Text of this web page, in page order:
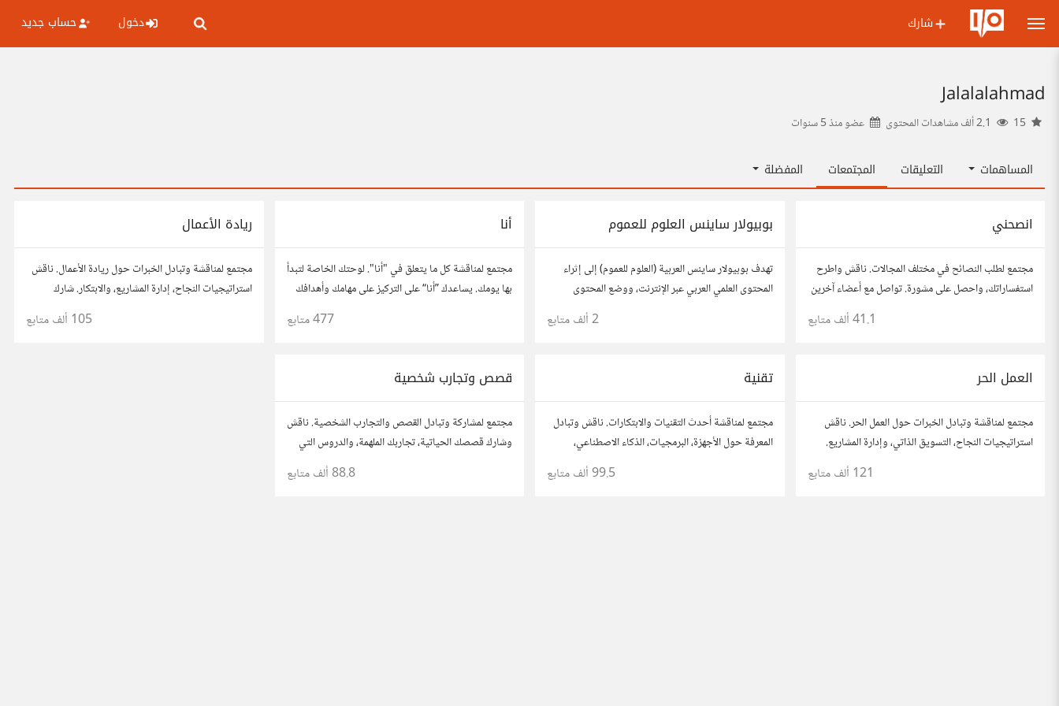
شارك دخول حساب جديد
Jalalalahmad
عضو منذ5 سنوات
المساهمات التعليقات المجتمعات المفضلة
انصحني
مجتمع لطلب النصائح في مختلف المجالات. ناقش واطرح
استفساراتك، واحصل على مشورة. تواصل مع أعضاء آخرين
للحصول على أفكار وحلول تساعدك في اتخاذ قراراتك.
41.1 ألف متابع
بوبيولار ساينس العلوم للعموم
تهدف بوبيولار ساينس العربية (العلوم للعموم) إلى إثراء
المحتوى العلمي العربي عبر الإنترنت، ووضع المحتوى
العلمي والتقني المميز بين يدي القارئ العربي كي يكون
مطلعاً على أهم الإنجازات والتطبيقات المختلفة.2 ألف متابع
أنا
مجتمع لمناقشة كل ما يتعلق في "أنا". لوحتك الخاصة لتبدأ
بها يومك. يساعدك ”أنا“ على التركيز على مهامك وأهدافك
477متابع
ريادة الأعمال
مجتمع لمناقشة وتبادل الخبرات حول ريادة الأعمال. ناقش
استراتيجيات النجاح، إدارة المشاريع، والابتكار. شارك
أفكارك، قصص نجاحك، وأسئلتك، وتواصل مع رواد أعمال
105 ألف متابع
العمل الحر
مجتمع لمناقشة وتبادل الخبرات حول العمل الحر. ناقش
استراتيجيات النجاح، التسويق الذاتي، وإدارة المشاريع.
شارك قصصك، نصائحك، وأسئلتك، وتواصل مع محترفين
121 ألف متابع
تقنية
مجتمع لمناقشة أحدث التقنيات والابتكارات. ناقش وتبادل
المعرفة حول الأجهزة، البرمجيات، الذكاء الاصطناعي،
والأمن السيبراني. شارك أفكارك، نصائحك، وأسئلتك،
99.5 ألف متابع
قصص وتجارب شخصية
مجتمع لمشاركة وتبادل القصص والتجارب الشخصية. ناقش
وشارك قصصك الحياتية، تجاربك الملهمة، والدروس التي
تعلمتها. شارك تجاربك مع الآخرين، واستفد من قصصهم
88.8 ألف متابع